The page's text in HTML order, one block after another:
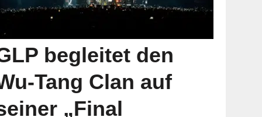
begleitet den
Tang Clan auf
„Final